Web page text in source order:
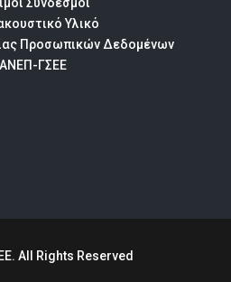
Υλικό
Προσωπικών Δεδομένων
ΓΣΕΕ
All Rights Reserved